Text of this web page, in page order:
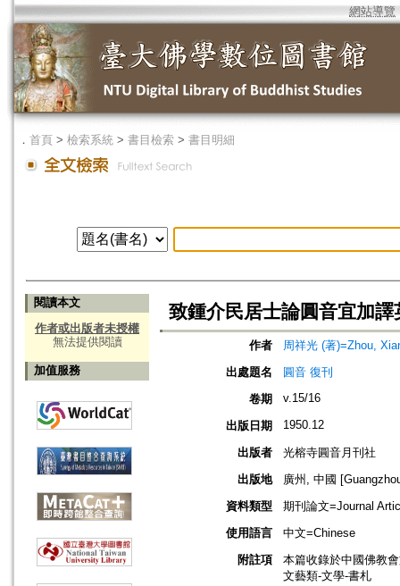
網站導覽
． 首頁 > 檢索系統 > 書目檢索 > 書目明細
閱讀本文
作者或出版者未授權
無法提供閱讀
加值服務
致鍾介民居士論圓音宜加
作者
周祥光 (著)=Zhou,
出處題名
圓音 復刊
卷期
v.15/16
出版日期 1950.12
出版者
光榕寺圓音月刊社
出版地
廣州, 中國
資料類型
期刊論文=Journal
使用語言
中文=Chinese
附註項
本篇收錄於中國佛教
文藝類-文學-書札